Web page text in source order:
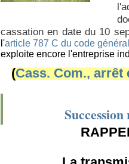
cassation en date du 10
l'article 787 C du code
exploite encore l'entreprise
(Cass. Com., arrêt